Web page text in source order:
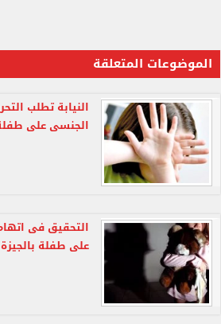
الموضوعات المتعلقة
النيابة تطلب
الجنسى على
التحقيق فى
على طفلة بالجيزة